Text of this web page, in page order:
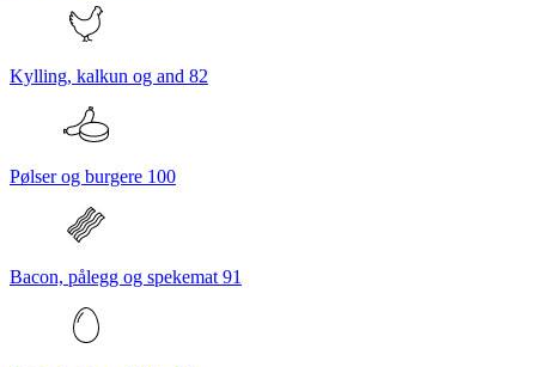
Kylling, kalkun og and 82
Pølser og burgere 100
Bacon, pålegg og spekemat 91